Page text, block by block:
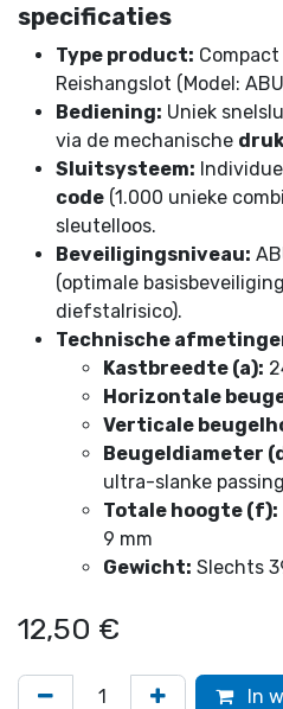
specificaties
Type product:
Reishangslot (Model:
Bediening: Uniek
via de mechanische
Sluitsysteem:
code (1.000 unieke
sleutelloos.
Beveiligingsniveau:
(optimale
diefstalrisico).
Technische
Kastbreedte (a):
Horizontale
Verticale
Beugeldiameter
ultra-slanke
Totale hoogte (f):
9 mm
Gewicht: Slechts
12,50 €
In